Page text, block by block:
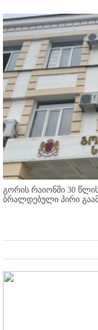
გორის რაიონში 30
ბრალდებული პირი